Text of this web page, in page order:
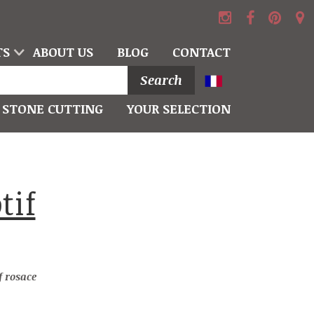
ABOUT US BLOG
CONTACT
Search
CUTTING
YOUR SELECTION
rosace